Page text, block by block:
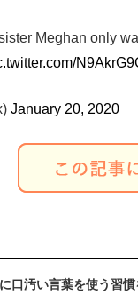
Meghan only
January 20, 2020
口汚い言葉を使う習